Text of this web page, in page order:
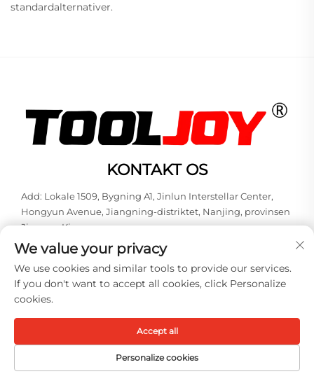
standardalternativer.
KONTAKT OS
Add: Lokale 1509, Bygning A1, Jinlun Interstellar Center,
Hongyun Avenue, Jiangning-distriktet, Nanjing, provinsen
Jiangsu, Kina
Tlf.:+86-13851848144
E-mail:[email protected]
Copyright © 2026 Nanjing Tooljoy Hardware Technology Co., Ltd.
Alle rettigheder forbeholdes -
We value your privacy
We use cookies and similar tools to provide our services.
If you don't want to accept all cookies, click Personalize
cookies.
Personalize cookies
Accept all